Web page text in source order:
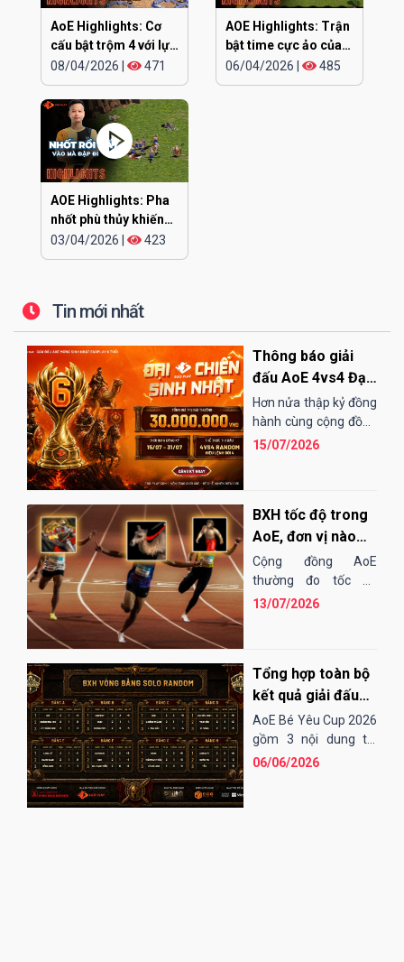
AoE Highlights: Cơ
cấu bật trộm 4 với lực
siêu khỏe
08/04/2026 471
AOE Highlights: Trận
bật time cực ảo của
CHIP
06/04/2026 485
AOE Highlights: Pha
nhốt phù thủy khiến
TMT vỡ mộng
03/04/2026 423
Tin mới nhất
Thông báo giải
đấu AoE 4vs4 Đại
Chiến Sinh Nhật
EGOPLAY
Hơn nửa thập kỷ đồng
hành cùng cộng đồng
AoE Việt Nam,
15/07/2026
BXH tốc độ trong
AoE, đơn vị nào
"chạy" nhanh
nhất?
Cộng đồng AoE
thường đo tốc độ
chạy của các đơn vị
13/07/2026
Tổng hợp toàn bộ
kết quả giải đấu
AoE Bé Yêu Cup
2026
AoE Bé Yêu Cup 2026
gồm 3 nội dung thi
đấu: Solo Random,
06/06/2026